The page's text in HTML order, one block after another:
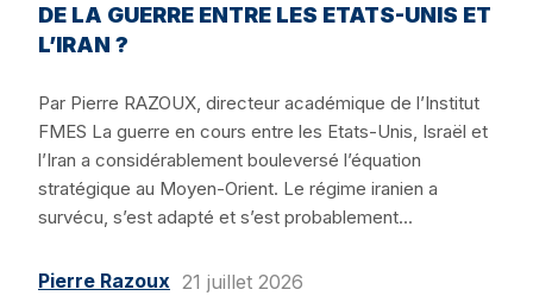
DE LA GUERRE ENTRE LES ETATS-UNIS ET
L’IRAN ?
Par Pierre RAZOUX, directeur académique de l’Institut
FMES La guerre en cours entre les Etats-Unis, Israël et
l’Iran a considérablement bouleversé l’équation
stratégique au Moyen-Orient. Le régime iranien a
survécu, s’est adapté et s’est probablement...
Pierre Razoux 21 juillet 2026